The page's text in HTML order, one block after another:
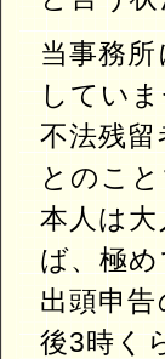
当事務
してい
不法残
とのこ
本人は
ば、極
出頭申
後3時く